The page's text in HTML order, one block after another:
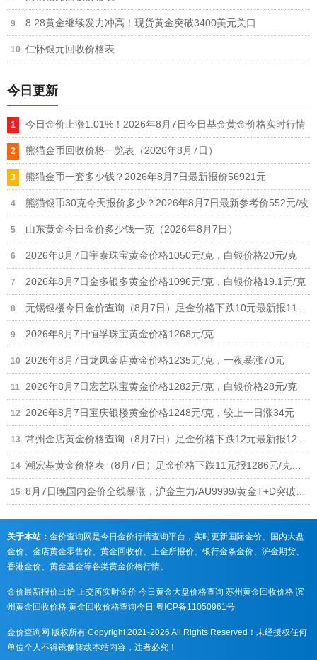
8.28黄金继续发力冲高！现货黄金突破3400美元关口
仁怀银元回收价格表
今日更新
今日金价上涨1.01%！2026年8月7日今日基金黄金价格实时行情
熊猫金币回收价格一览表（2026年8月7日）
熊猫金币一套多少钱？2026年8月7日最新报价56921元
熊猫银币30克今天报价多少？2026年8月7日最新参考价552元/枚
山东黄金今日金价多少钱一克（2026年8月7日）
2026年8月7日宇泰珠宝黄金价格1050元/克，白银价格20元/克
2026年8月7日金多银多黄金价格1096元/克，白银价格19.1元/克
2026年8月7日恒孚珠宝黄金价格1268元/克
2026年8月7日龙凤金店黄金价格1235元/克，一夜暴涨70元
2026年8月7日宏艺珠宝黄金价格1282元/克，白银价格28元/克
2026年8月7日宝庆银楼黄金价格1248元/克，较上一日涨34元
关于本站： 金价查询网是今日金价行情查询平台，实时更新国际金价、国内大盘
金价、金店黄金零售价、黄金回收价、上金所报价、银行金条金价、沪金期货、
香港金价、黄金基金等各类黄金价格行情。
金价最新报价出炉 上交所实时金价 今日黄金大盘价格查询 苏州黄金回收价格 滨
州黄金回收价格 黄金回收价格查询今日 粤ICP备11050961号
金价查询网 版权所有 Copyright 2021-2026 All Rights Reserved！未经授权任何
单位个人不得镜像转载本站内容，违者必究！